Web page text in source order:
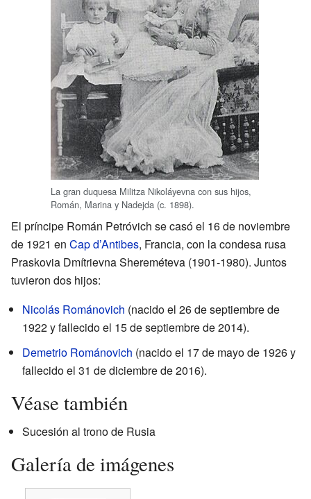
La gran duquesa Militza Nikoláyevna con sus hijos,
Román, Marina y Nadejda (c. 1898).
El príncipe Román Petróvich se casó el 16 de noviembre
de 1921 en Cap d’Antibes, Francia, con la condesa rusa
Praskovia Dmítrievna Shereméteva (1901-1980). Juntos
tuvieron dos hijos:
Nicolás Románovich (nacido el 26 de septiembre de
1922 y fallecido el 15 de septiembre de 2014).
Demetrio Románovich (nacido el 17 de mayo de 1926 y
fallecido el 31 de diciembre de 2016).
Véase también
Sucesión al trono de Rusia
Galería de imágenes